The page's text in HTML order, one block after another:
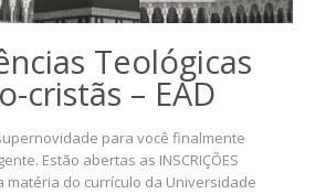
Teológicas
cristãs – EAD
para você finalmente
Estão abertas as INSCRIÇÕES
matéria do currículo da Universidade